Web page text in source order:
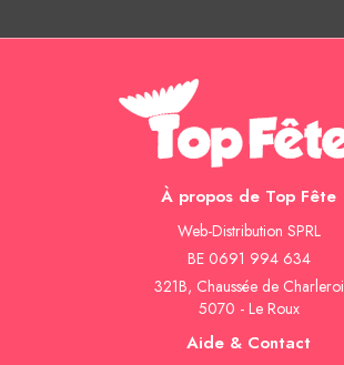
À propos de Top Fête
Web-Distribution SPRL
BE 0691 994 634
321B, Chaussée de Charleroi
5070 - Le Roux
Aide & Contact